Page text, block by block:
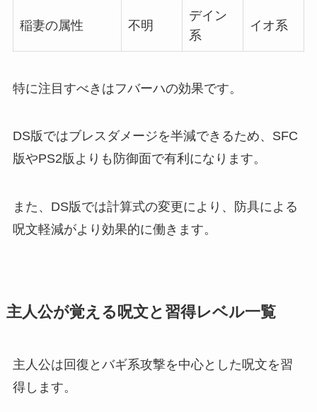
稲妻の属性 不明
デイン
系
イオ系
特に注目すべきはフバーハの効果です。
DS版ではブレスダメージを半減できるため、SFC
版やPS2版よりも防御面で有利になります。
また、DS版では計算式の変更により、防具による
呪文軽減がより効果的に働きます。
主人公が覚える呪文と習得レベル一覧
主人公は回復とバギ系攻撃を中心とした呪文を習
得します。